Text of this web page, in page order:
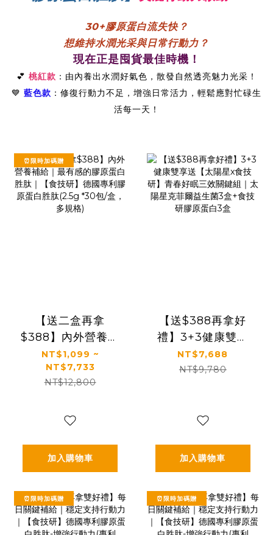
30+膠原蛋白流失快？
想維持水潤光采與日常行動力？
現在正是囤貨最佳時機！
💕 桃紅款 ：由內養出水潤好氣色，散發自然透亮魅力光采！
💙 藍色款 ：修復行動力不足，增強日常活力，輕鬆應對忙碌生
活每一天！
⏰限時加碼贈
【送二盒再拿
$388】內外營養補
給｜最有感的膠原
蛋白胜肽｜【食技
研】德國專利膠原
包/盒，多規格)
NT$1,099 ~
NT$7,733
NT$12,800
加入購物車
【送$388再拿好
禮】3+3健康雙享
送【太陽星x食技
研】青春好眠三效
技研膠原蛋白3盒
NT$7,688
NT$9,780
加入購物車
⏰限時加碼贈 ⏰限時加碼贈